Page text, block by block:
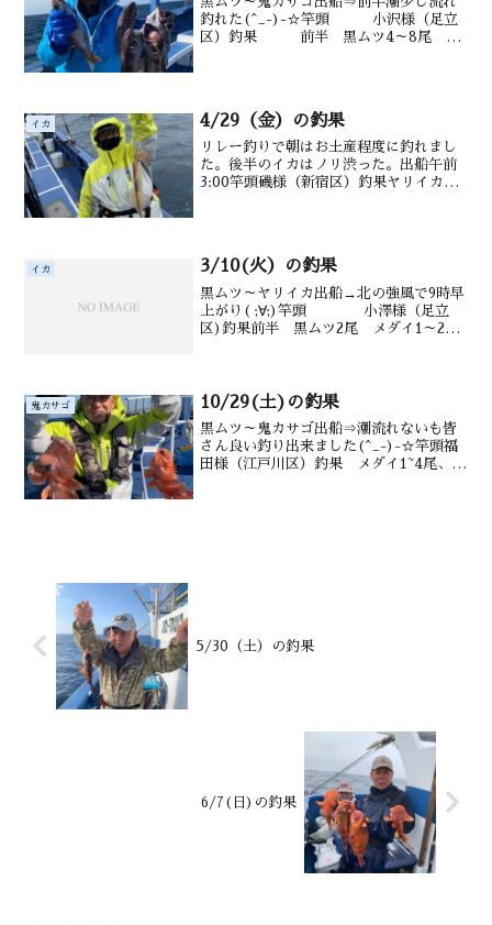
釣れた(^_-)-☆竿頭 小沢様（足立
区）釣果 前半 黒ムツ4～8尾 目
イカ 4/29（金）の釣果
リレー釣りで朝はお土産程度に釣れまし
た。後半のイカはノリ渋った。出船午前
3:00竿頭磯様（新宿区）釣果ヤリイカ0～
イカ 3/10(火）の釣果
黒ムツ～ヤリイカ出船→北の強風で9時早
上がり( ;∀;)竿頭 小澤様（足立
区)釣果前半 黒ムツ2尾 メダイ1～2
鬼カサゴ 10/29(土)の釣果
黒ムツ～鬼カサゴ出船⇒潮流れないも皆
さん良い釣り出来ました(^_-)-☆竿頭福
田様（江戸川区）釣果 メダイ1~4尾、ム
5/30（土）の釣果
6/7(日)の釣果